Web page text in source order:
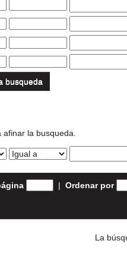
busqueda
la busqueda.
| Ordenar por
La